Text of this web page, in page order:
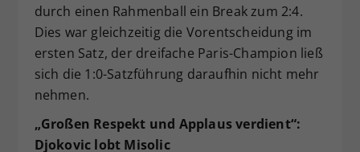
durch einen Rahmenball ein Break zum 2:4.
Dies war gleichzeitig die Vorentscheidung im
ersten Satz, der dreifache Paris-Champion ließ
sich die 1:0-Satzführung daraufhin nicht mehr
nehmen.
„Großen Respekt und Applaus verdient“:
Djokovic lobt Misolic